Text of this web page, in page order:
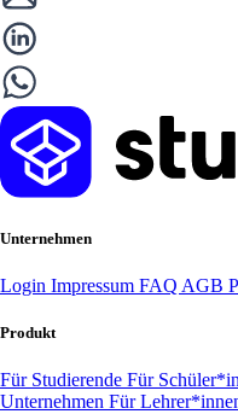
Unternehmen
Login Impressum FAQ AGB
Produkt
Für Studierende Für
Unternehmen Für